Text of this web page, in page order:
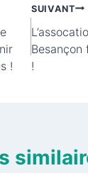
!
SUIVANT
!